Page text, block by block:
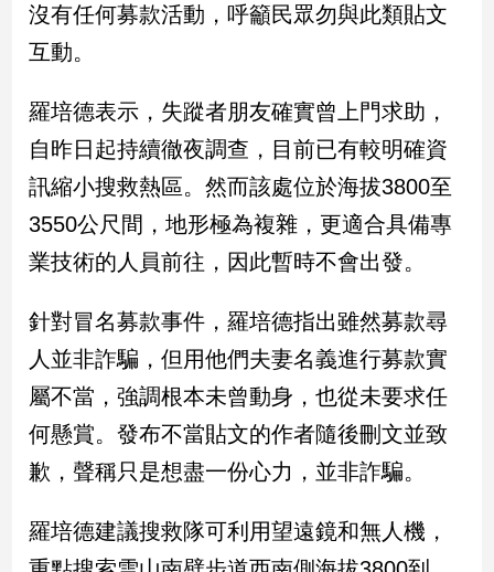
觀
兩
岸/
國
會/
方
新
冠
病
專
區
南
沒有任何募款活動，呼籲民眾勿與此類貼文
互動。
羅培德表示，失蹤者朋友確實曾上門求助，
自昨日起持續徹夜調查，目前已有較明確資
訊縮小搜救熱區。然而該處位於海拔3800至
3550公尺間，地形極為複雜，更適合具備專
業技術的人員前往，因此暫時不會出發。
針對冒名募款事件，羅培德指出雖然募款尋
人並非詐騙，但用他們夫妻名義進行募款實
屬不當，強調根本未曾動身，也從未要求任
何懸賞。發布不當貼文的作者隨後刪文並致
歉，聲稱只是想盡一份心力，並非詐騙。
羅培德建議搜救隊可利用望遠鏡和無人機，